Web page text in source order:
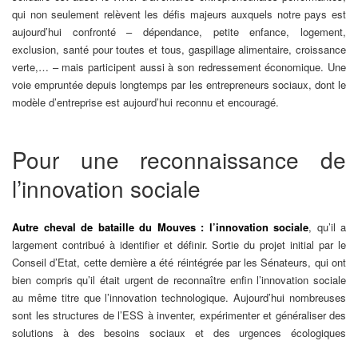
qui non seulement relèvent les défis majeurs auxquels notre pays est
aujourd’hui confronté – dépendance, petite enfance, logement,
exclusion, santé pour toutes et tous, gaspillage alimentaire, croissance
verte,… – mais participent aussi à son redressement économique. Une
voie empruntée depuis longtemps par les entrepreneurs sociaux, dont le
modèle d’entreprise est aujourd’hui reconnu et encouragé.
Pour une reconnaissance de
l’innovation sociale
Autre cheval de bataille du Mouves : l’innovation sociale, qu’il a
largement contribué à identifier et définir. Sortie du projet initial par le
Conseil d’Etat, cette dernière a été réintégrée par les Sénateurs, qui ont
bien compris qu’il était urgent de reconnaître enfin l’innovation sociale
au même titre que l’innovation technologique. Aujourd’hui nombreuses
sont les structures de l’ESS à inventer, expérimenter et généraliser des
solutions à des besoins sociaux et des urgences écologiques